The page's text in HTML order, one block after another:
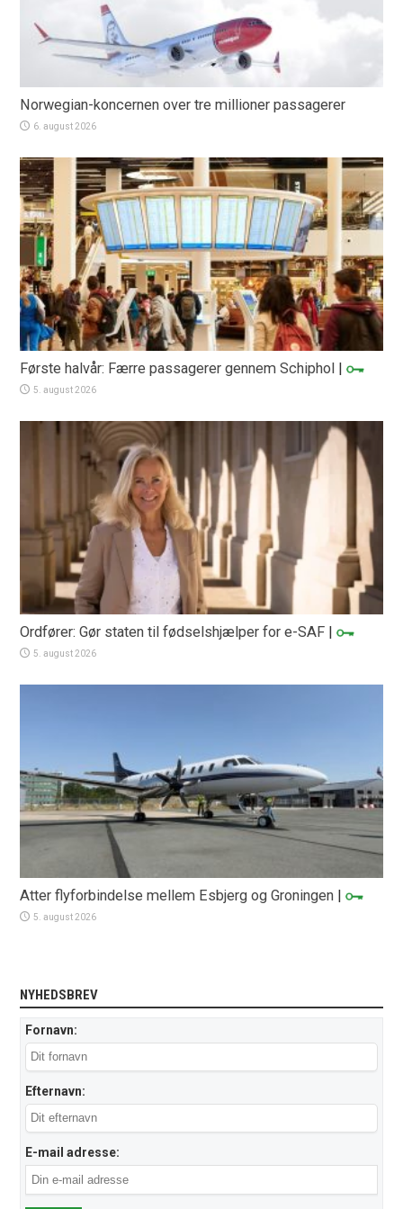
Norwegian-koncernen over tre millioner passagerer
6. august 2026
Første halvår: Færre passagerer gennem Schiphol |
5. august 2026
Ordfører: Gør staten til fødselshjælper for e-SAF |
5. august 2026
Atter flyforbindelse mellem Esbjerg og Groningen |
5. august 2026
NYHEDSBREV
Fornavn:
Efternavn:
E-mail adresse: